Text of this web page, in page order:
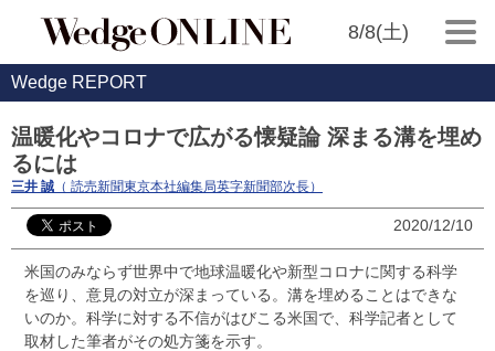
8/8(土)
Wedge REPORT
温暖化やコロナで広がる懐疑論 深まる溝を埋め
るには
三井 誠 （ 読売新聞東京本社編集局英字新聞部次長）
2020/12/10
米国のみならず世界中で地球温暖化や新型コロナに関する科学
を巡り、意見の対立が深まっている。溝を埋めることはできな
いのか。科学に対する不信がはびこる米国で、科学記者として
取材した筆者がその処方箋を示す。